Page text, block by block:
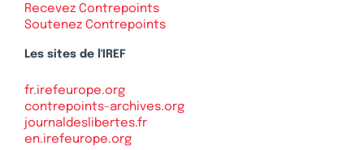
Recevez Contrepoints
Soutenez Contrepoints
Les sites de l'IREF
fr.irefeurope.org
contrepoints-archives.org
journaldeslibertes.fr
en.irefeurope.org